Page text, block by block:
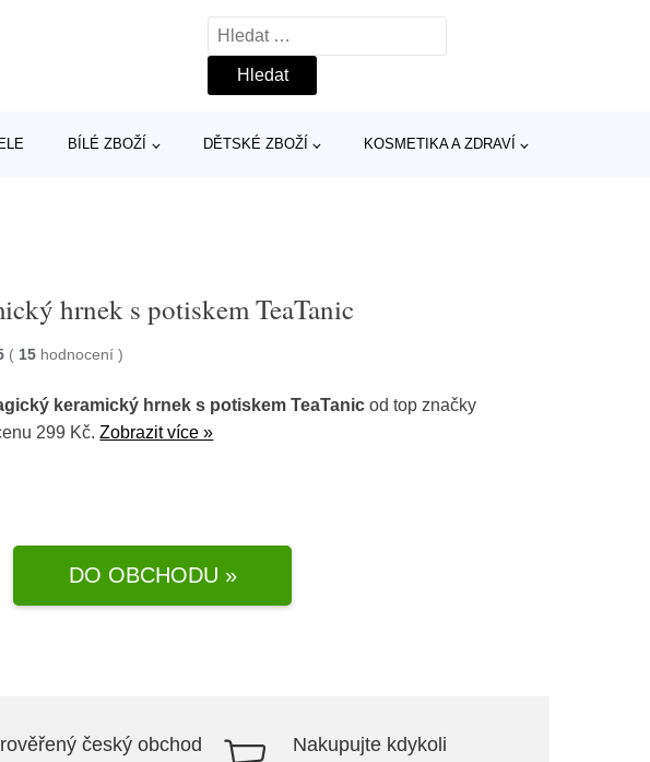
Vyhledávání
BÍLÉ ZBOŽÍ DĚTSKÉ ZBOŽÍ KOSMETIKA A ZDRAVÍ
hrnek s potiskem TeaTanic
( 15 hodnocení)
keramický hrnek s potiskem TeaTanic od top značky
299 Kč.Zobrazit více »
DO OBCHODU »
český obchod Nakupujte kdykoli